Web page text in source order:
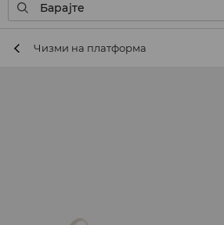
Барајте
Чизми на платформа